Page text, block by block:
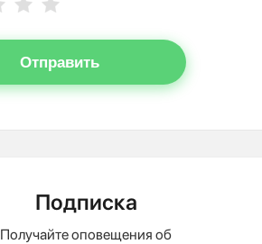
Отправить
Подписка
Получайте оповещения об